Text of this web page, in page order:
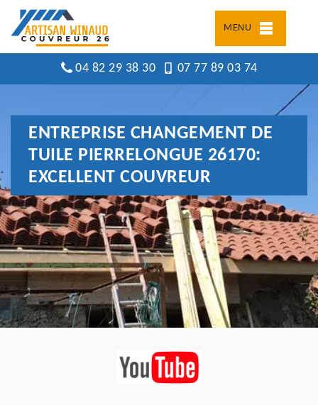
MENU
04 82 29 38 30 07 77 89 03 74
ENTREPRISE CHANGEMENT DE
TUILE PIERRELONGUE 26170:
EXCELLENT COUVREUR